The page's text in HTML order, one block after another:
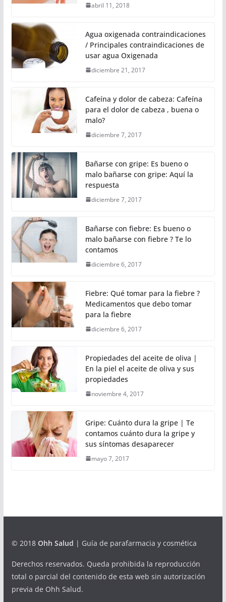
abril 11, 2018
Agua oxigenada contraindicaciones
/ Principales contraindicaciones de
usar agua Oxigenada
diciembre 21, 2017
Cafeína y dolor de cabeza: Cafeína
para el dolor de cabeza , buena o
malo?
diciembre 7, 2017
Bañarse con gripe: Es bueno o
malo bañarse con gripe: Aquí la
respuesta
diciembre 7, 2017
Bañarse con fiebre: Es bueno o
malo bañarse con fiebre ? Te lo
contamos
diciembre 6, 2017
Fiebre: Qué tomar para la fiebre ?
Medicamentos que debo tomar
para la fiebre
diciembre 6, 2017
Propiedades del aceite de oliva |
En la piel el aceite de oliva y sus
propiedades
noviembre 4, 2017
Gripe: Cuánto dura la gripe | Te
contamos cuánto dura la gripe y
sus síntomas desaparecer
mayo 7, 2017
© 2018 Ohh Salud | Guía de parafarmacia y cosmética
Derechos reservados. Queda prohibida la reproducción
total o parcial del contenido de esta web sin autorización
previa de Ohh Salud.